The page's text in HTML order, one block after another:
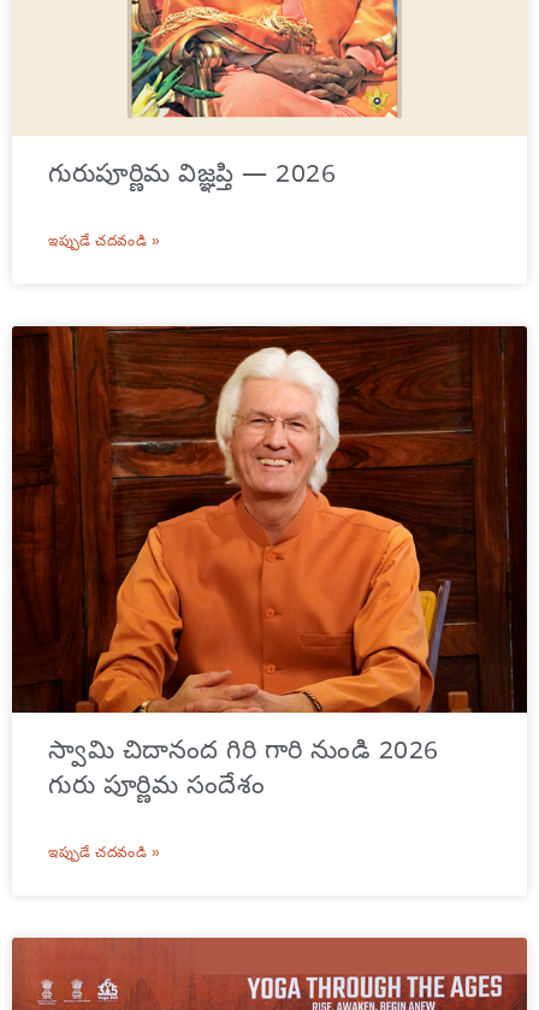
గురుపూర్ణిమ విజ్ఞప్తి — 2026
ఇప్పుడే చదవండి »
స్వామి చిదానంద గిరి గారి నుండి 2026
గురు పూర్ణిమ సందేశం
ఇప్పుడే చదవండి »